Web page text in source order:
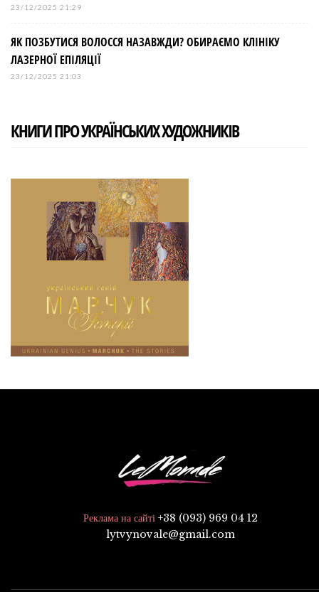
23/12/2025 21:29
ЯК ПОЗБУТИСЯ ВОЛОССЯ НАЗАВЖДИ? ОБИРАЄМО КЛІНІКУ
ЛАЗЕРНОЇ ЕПІЛЯЦІЇ
23/12/2025 21:03
КНИГИ ПРО УКРАЇНСЬКИХ ХУДОЖНИКІВ
Реклама на сайті +38 (093) 969 04 12
lytvynovale@gmail.com